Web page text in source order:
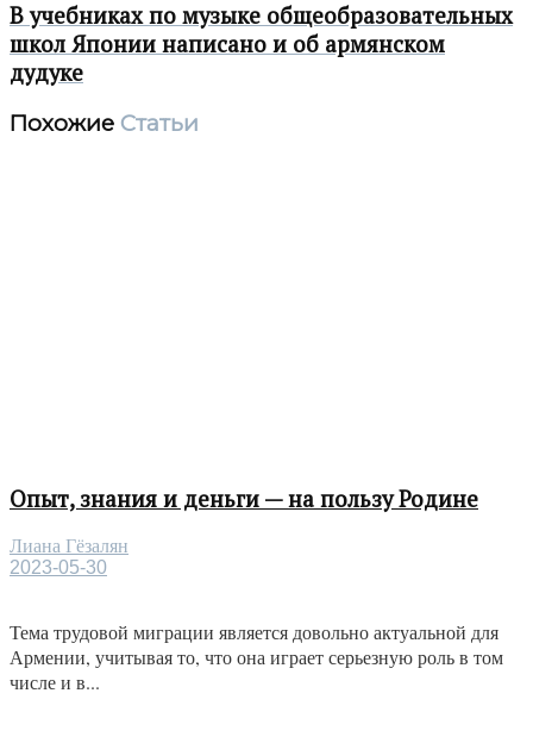
В учебниках по музыке общеобразовательных
школ Японии написано и об армянском
дудуке
Похожие Статьи
Опыт, знания и деньги — на пользу Родине
Лиана Гёзалян
2023-05-30
Тема трудовой миграции является довольно актуальной для
Армении, учитывая то, что она играет серьезную роль в том
числе и в...